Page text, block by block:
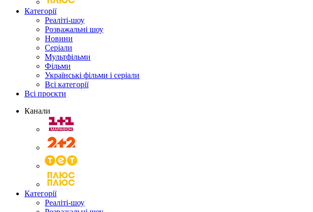
Категорії
Реаліті-шоу
Розважальні шоу
Новини
Серіали
Мультфільми
Фільми
Українські фільми і серіали
Всі категорії
Всі проєкти
Канали
Категорії
Реаліті-шоу